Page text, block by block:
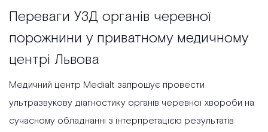
Переваги УЗД органів черевної
порожнини у приватному медичному
центрі Львова
Медичний центр Medialt запрошує провести
ультразвукову діагностику органів черевної хвороби на
сучасному обладнанні з інтерпретацією результатів